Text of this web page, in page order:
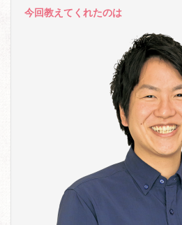
今回教えてくれたのは